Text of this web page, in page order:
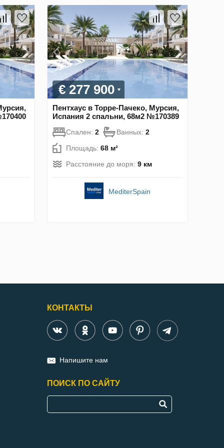
€ 277 900
Пентхаус в Торре-Пачеко, Мурсия,
Испания 2 спальни, 68м2 №170389
Спален: 2 Ванных: 2
Площадь: 68 м²
Расстояние до моря: 9 км
MediterSpain
КОНТАКТЫ
Напишите нам
ПОИСК ПО САЙТУ